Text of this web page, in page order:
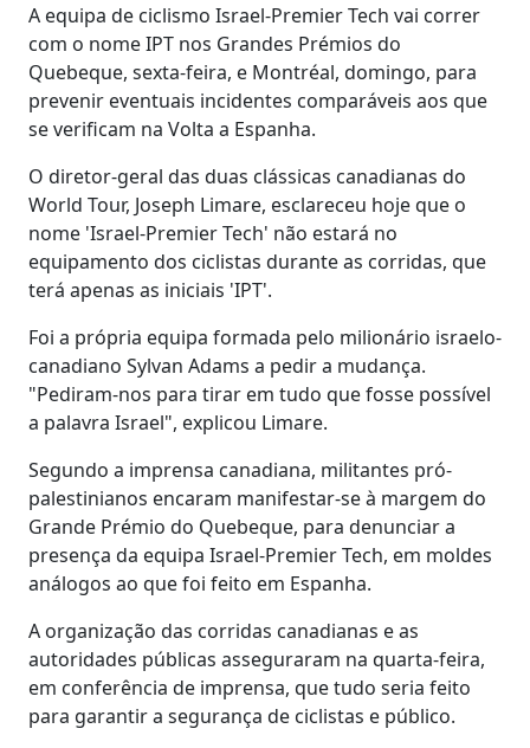
A equipa de ciclismo Israel-Premier Tech vai correr
com o nome IPT nos Grandes Prémios do
Quebeque, sexta-feira, e Montréal, domingo, para
prevenir eventuais incidentes comparáveis aos que
se verificam na Volta a Espanha.
O diretor-geral das duas clássicas canadianas do
World Tour, Joseph Limare, esclareceu hoje que o
nome 'Israel-Premier Tech' não estará no
equipamento dos ciclistas durante as corridas, que
terá apenas as iniciais 'IPT'.
Foi a própria equipa formada pelo milionário israelo-
canadiano Sylvan Adams a pedir a mudança.
"Pediram-nos para tirar em tudo que fosse possível
a palavra Israel", explicou Limare.
Segundo a imprensa canadiana, militantes pró-
palestinianos encaram manifestar-se à margem do
Grande Prémio do Quebeque, para denunciar a
presença da equipa Israel-Premier Tech, em moldes
análogos ao que foi feito em Espanha.
A organização das corridas canadianas e as
autoridades públicas asseguraram na quarta-feira,
em conferência de imprensa, que tudo seria feito
para garantir a segurança de ciclistas e público.